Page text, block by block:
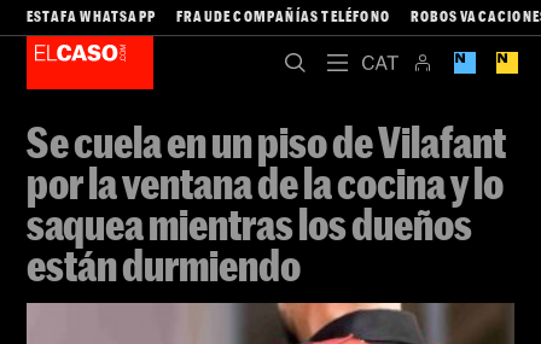
ESTAFA WHATSAPP FRAUDE COMPAÑÍAS TELÉFONO ROBOS
Se cuela en un piso de Vilafant
por la ventana de la cocina y lo
saquea mientras los dueños
están durmiendo